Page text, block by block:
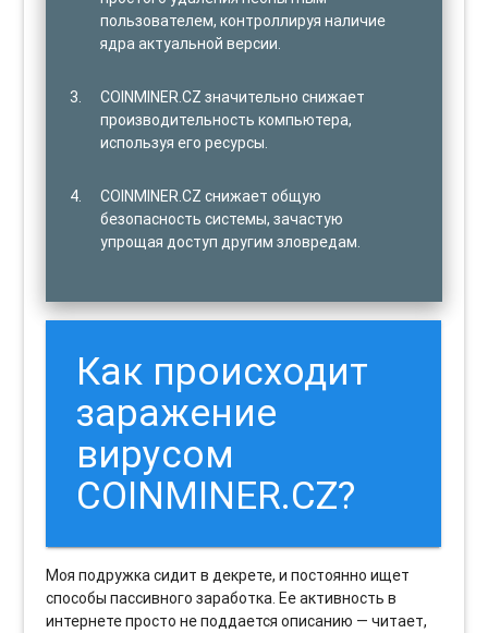
пользователем, контроллируя наличие
ядра актуальной версии.
COINMINER.CZ значительно снижает
производительность компьютера,
используя его ресурсы.
COINMINER.CZ снижает общую
безопасность системы, зачастую
упрощая доступ другим зловредам.
Как происходит
заражение
вирусом
COINMINER.CZ?
Моя подружка сидит в декрете, и постоянно ищет
способы пассивного заработка. Ее активность в
интернете просто не поддается описанию — читает,